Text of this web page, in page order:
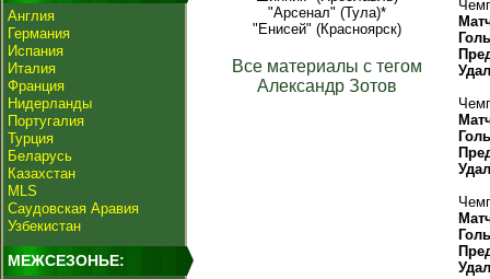
Англия
Германия
Испания
Италия
Франция
Нидерланды
Португалия
Турция
Беларусь
Казахстан
MLS
Саудовская Аравия
Узбекистан
МЕЖСЕЗОНЬЕ:
"Арсенал" (Тула)*
"Енисей" (Красноярск)
Все материалы с тегом
Александр Зотов